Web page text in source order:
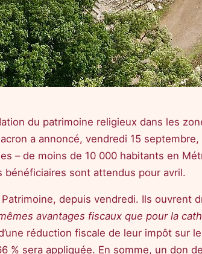
du patrimoine religieux dans les
a annoncé, vendredi 15 septembre,
– de moins de 10 000 habitants en
sont attendus pour avril.
depuis vendredi. Ils ouvrent
avantages fiscaux que pour la
réduction fiscale de leur impôt sur
% sera appliquée. En somme, un don